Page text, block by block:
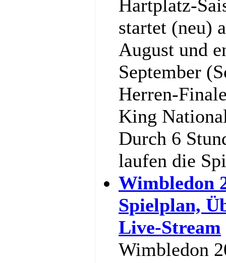
Hartplatz-
startet (neu)
August und
September
Herren-
King
Durch 6
laufen die
Wimbledon
Spielplan,
Live-Stream
Wimbledon